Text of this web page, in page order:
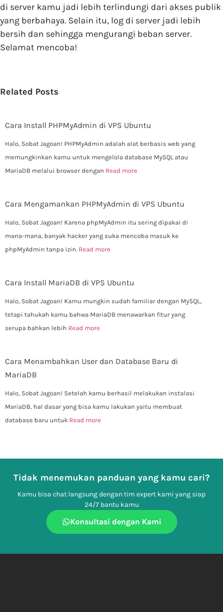
di server kamu jadi lebih terlindungi dari akses publik
yang berbahaya. Selain itu, log di server jadi lebih
bersih dan sehingga mengurangi beban server.
Selamat mencoba!
Related Posts
Cara Install PHPMyAdmin di VPS Ubuntu
Halo, Sobat Jagoan! PHPMyAdmin adalah alat berbasis web yang
memungkinkan kamu untuk mengelola database MySQL atau
MariaDB melalui browser dengan Read more
Cara Mengamankan PHPMyAdmin di VPS Ubuntu
Halo, Sobat Jagoan! Karena phpMyAdmin itu sering dipakai di
mana-mana, banyak hacker yang suka mencoba masuk ke
phpMyAdmin tanpa izin. Read more
Cara Install MariaDB di VPS Ubuntu
Halo, Sobat Jagoan! Kamu mungkin sudah familiar dengan MySQL,
tetapi tahukah kamu bahwa MariaDB menawarkan fitur yang
serupa bahkan lebih Read more
Cara Menambahkan User dan Database Baru di
MariaDB
Halo, Sobat Jagoan! Setelah kamu berhasil melakukan instalasi
MariaDB, hal dasar yang bisa kamu lakukan yaitu membuat
database baru untuk Read more
Tidak menemukan panduan yang kamu cari?
Kamu bisa chat langsung dengan tim expert kami yang siap
24/7 bantu kamu
Konsultasi dengan Kami